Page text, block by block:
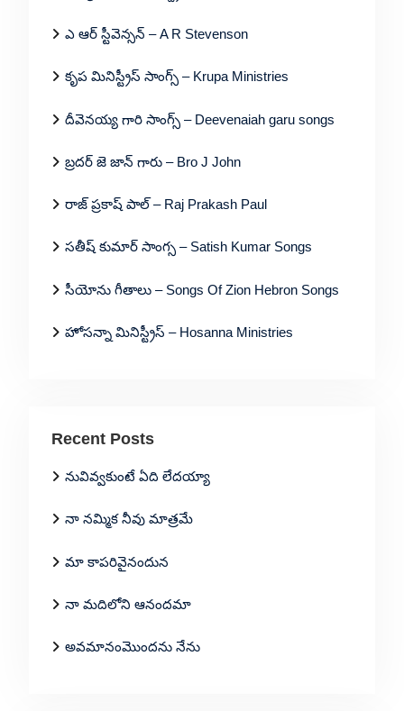
ఎ ఆర్ స్టీవెన్సన్ – A R Stevenson
కృప మినిస్ట్రీస్ సాంగ్స్ – Krupa Ministries
దీవెనయ్య గారి సాంగ్స్ – Deevenaiah garu songs
బ్రదర్ జె జాన్ గారు – Bro J John
రాజ్ ప్రకాష్ పాల్ – Raj Prakash Paul
సతీష్ కుమార్ సాంగ్స – Satish Kumar Songs
సీయోను గీతాలు – Songs Of Zion Hebron Songs
హోసన్నా మినిస్ట్రీస్ – Hosanna Ministries
Recent Posts
నువివ్వకుంటే ఏది లేదయ్యా
నా నమ్మిక నీవు మాత్రమే
మా కాపరివైనందున
నా మదిలోని ఆనందమా
అవమానంమొందను నేను